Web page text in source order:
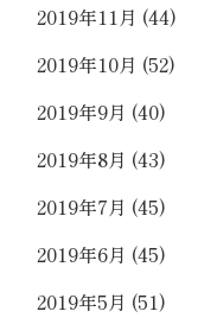
2019年11月 (44)
2019年10月 (52)
2019年9月 (40)
2019年8月 (43)
2019年7月 (45)
2019年6月 (45)
2019年5月 (51)